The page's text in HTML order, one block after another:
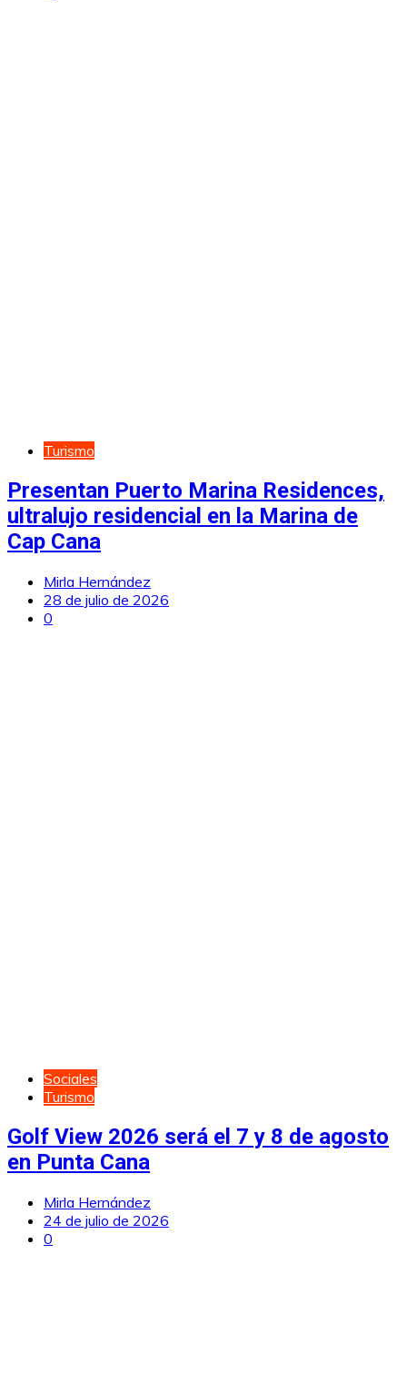
Turismo
Presentan Puerto Marina Residences,
ultralujo residencial en la Marina de
Cap Cana
Mirla Hernández
28 de julio de 2026
0
Sociales
Turismo
Golf View 2026 será el 7 y 8 de agosto
en Punta Cana
Mirla Hernández
24 de julio de 2026
0